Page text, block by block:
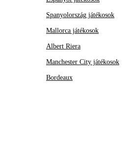
Spanyolország játékosok
Mallorca játékosok
Albert Riera
Manchester City játékosok
Bordeaux